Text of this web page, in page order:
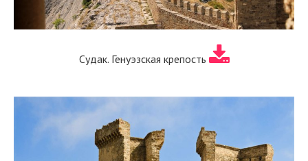
Судак. Генуэзская крепость